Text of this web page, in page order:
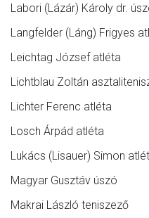
Labori (Lázár) Károly dr.
Langfelder (Láng) Frigyes
Leichtag József atléta
Lichtblau Zoltán
Lichter Ferenc atléta
Losch Árpád atléta
Lukács (Lisauer) Simon
Magyar Gusztáv úszó
Makrai László teniszező